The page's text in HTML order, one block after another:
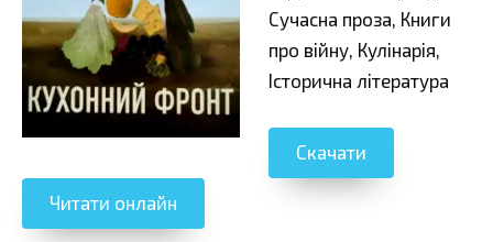
Сучасна проза, Книги
про війну, Кулінарія,
Історична література
Скачати
Читати онлайн